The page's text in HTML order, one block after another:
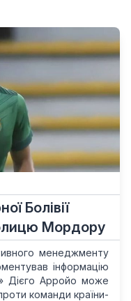
Болівії
Мордору
менеджменту
інформацію
Дієго Арройо може
проти команди країни-